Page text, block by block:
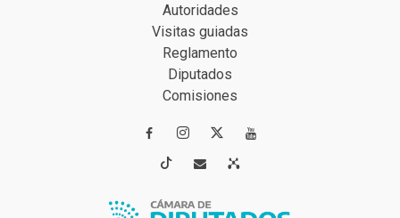
Autoridades
Visitas guiadas
Reglamento
Diputados
Comisiones
 
 